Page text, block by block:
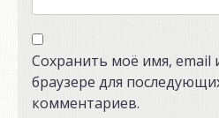
Сохранить моё имя, email
браузере для
комментариев.